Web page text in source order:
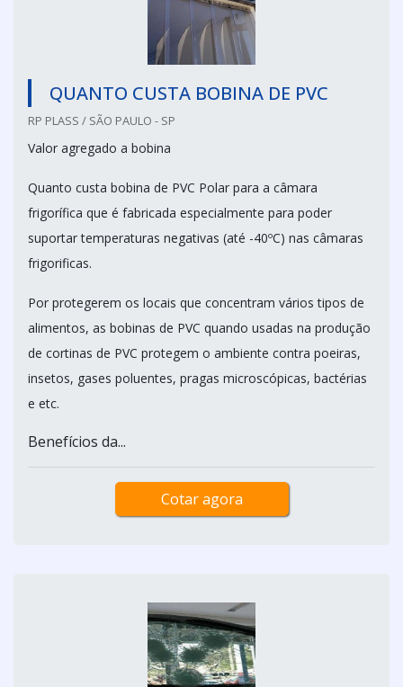
QUANTO CUSTA BOBINA DE PVC
RP PLASS / SÃO PAULO - SP
Valor agregado a bobina
Quanto custa bobina de PVC Polar para a câmara
frigorífica que é fabricada especialmente para poder
suportar temperaturas negativas (até -40ºC) nas câmaras
frigorificas.
Por protegerem os locais que concentram vários tipos de
alimentos, as bobinas de PVC quando usadas na produção
de cortinas de PVC protegem o ambiente contra poeiras,
insetos, gases poluentes, pragas microscópicas, bactérias
e etc.
Benefícios da...
Cotar agora